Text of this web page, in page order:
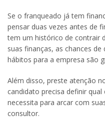
Se o franqueado já tem
pensar duas vezes antes de
tem um histórico de contrair
suas finanças, as chances
hábitos para a empresa são
Além disso, preste atenção
candidato precisa definir
necessita para arcar com
consultor.